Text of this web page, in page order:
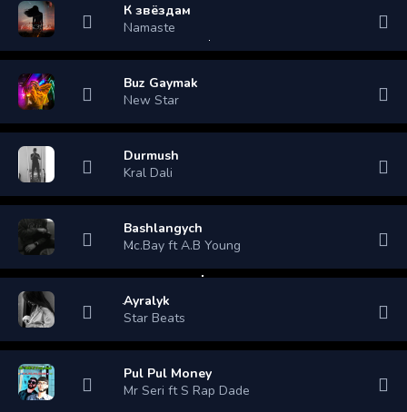
К звёздам
Namaste
Buz Gaymak
New Star
Durmush
Kral Dali
Bashlangych
Mc.Bay ft A.B Young
Ayralyk
Star Beats
Pul Pul Money
Mr Seri ft S Rap Dade